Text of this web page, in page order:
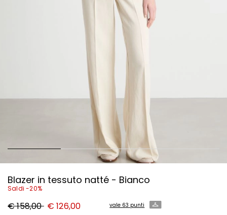
Blazer in tessuto natté - Bianco
Saldi -20%
Prezzo
originale
€ 158,00 Nuovo
prezzo
€ 126,00 vale 63 punti